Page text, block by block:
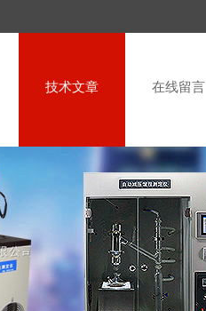
技术文章 在线留言